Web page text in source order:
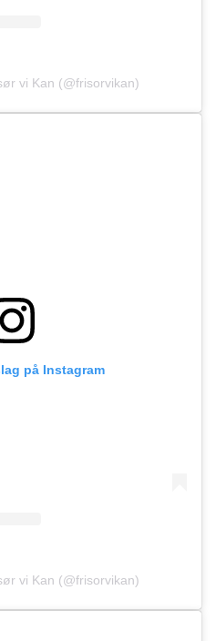
vi Kan (@frisorvikan)
på Instagram
vi Kan (@frisorvikan)